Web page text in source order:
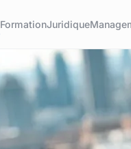
FormationJuridique